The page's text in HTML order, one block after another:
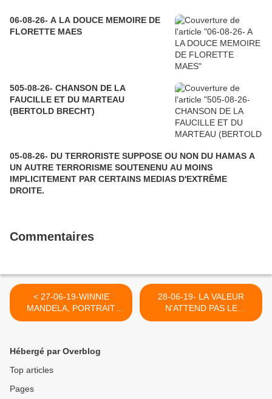
06-08-26- A LA DOUCE MEMOIRE DE
FLORETTE MAES
505-08-26- CHANSON DE LA
FAUCILLE ET DU MARTEAU
(BERTOLD BRECHT)
05-08-26- DU TERRORISTE SUPPOSE OU NON DU HAMAS A
UN AUTRE TERRORISME SOUTENENU AU MOINS
IMPLICITEMENT PAR CERTAINS MEDIAS D'EXTRÊME
DROITE.
Commentaires
< 27-06-19-WINNIE
MANDELA, PORTRAIT
INTERDIT (OLIVIER
28-06-19- LA VALEUR
N'ATTEND PAS LE
NOMBRE DES ANNEES
Hébergé par Overblog
Top articles
Pages